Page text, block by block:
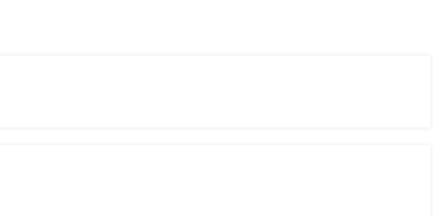
sans complications.
du marché.
des plateformes et des dApps.